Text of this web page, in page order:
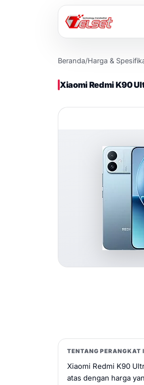
Beranda/Harga &
Xiaomi Redmi K90
TENTANG PERANGKAT
Xiaomi Redmi K90
atas dengan harga